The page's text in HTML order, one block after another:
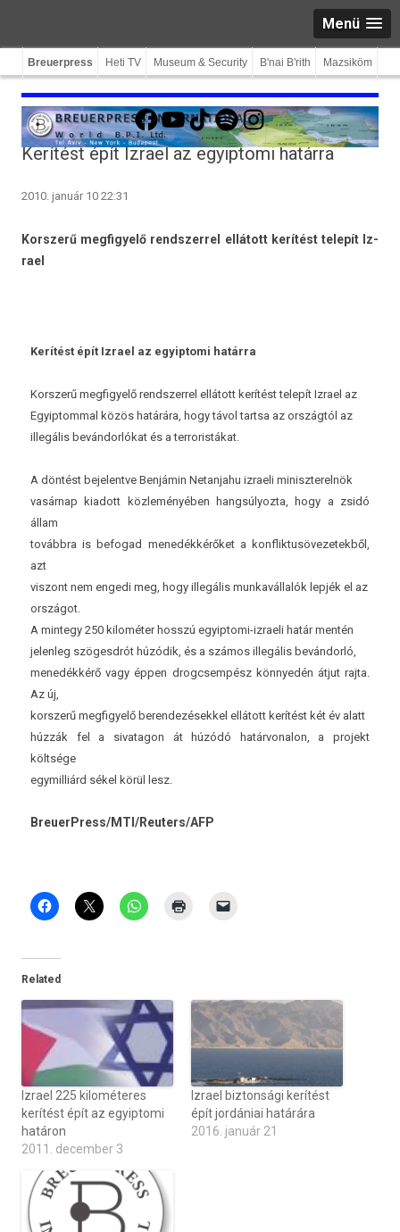
Menü
Breuerpress Heti TV Museum & Security B'nai B'rith Mazsiköm
Facebook
YouTube
TikTokSpotifyInstagram
Kerítést épít Izrael az egyiptomi határra
2010. január 10 22:31
Korsz­erű meg­figyelő re­ndszer­rel ellátott kerítést telepít Iz­
rael
Kerítést épít Iz­rael az egyip­tomi határra
Korsz­erű meg­figyelő re­ndszer­rel ellátott kerítést telepít Iz­rael az
Egyip­tomm­al közös határára, hogy távol tartsa az országtól az
illegális bevándorlókat és a ter­roris­tákat.
A döntést be­jelentve Benjámin Netan­jahu iz­raeli miniszterel­nök
vasárnap kiadott közleményében han­gsúlyoz­ta, hogy a zsidó
állam
továbbra is be­fogad menedékkérőket a konflik­tusövezetek­ből,
azt
vis­zont nem en­gedi meg, hogy illegális mun­kavál­lalók lepjék el az
országot.
A min­tegy 250 kilométer hosszú egyiptomi-izraeli határ mentén
jelen­leg szögesdrót húzódik, és a számos illegális bevándorló,
menedékkérő vagy éppen drogcsem­pész könnyedén átjut rajta.
Az új,
korsz­erű meg­figyelő be­ren­dezések­kel ellátott kerítést két év alatt
húzzák fel a sivatagon át húzódó határ­vonalon, a pro­jekt
költsége
egymil­liárd sékel körül lesz.
BreuerPress/MTI/­Reuters/AFP
Related
Izrael 225 kilométeres
kerítést épít az egyiptomi
határon
2011. december 3
Izrael biztonsági kerítést
épít jordániai határára
2016. január 21